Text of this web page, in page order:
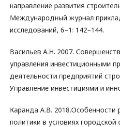
направление развития
Международный журнал
исследований, 6–1: 142–144.
Васильев А.Н. 2007.
управления инвестиционными
деятельности предприятий
Управление инвестициями и
Каранда А.В. 2018.Особенности
политики в условиях городской